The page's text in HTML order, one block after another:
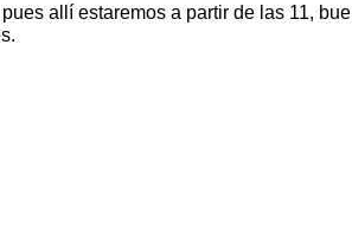
allí estaremos a partir de las 11,